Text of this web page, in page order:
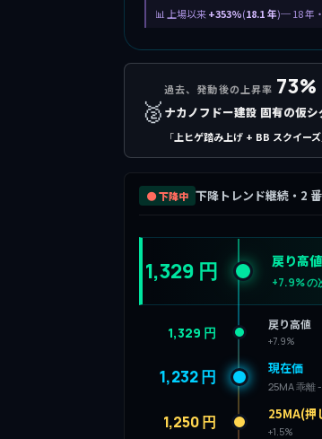
上場以来+353%(18.1 年)─ 18 年
🥈
過去、発動後の上昇率 73%
ナカノフドー建設 固有の仮
「 上ヒゲ踏み上げ + BB スクイーズ
🟤 下降中 下降トレンド継続・2
1,329 円 戻り高
+7.9% の
1,329 円 戻り高値
+7.9%
1,232 円 現在価
25MA 乖離
1,250 円 25MA(押
+1.5%